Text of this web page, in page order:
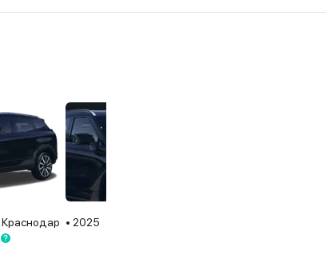
Краснодар
2025